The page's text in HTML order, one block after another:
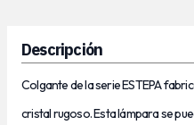
Descripción
Colgante de la serie ESTEPA
cristal rugoso. Esta lámpara se